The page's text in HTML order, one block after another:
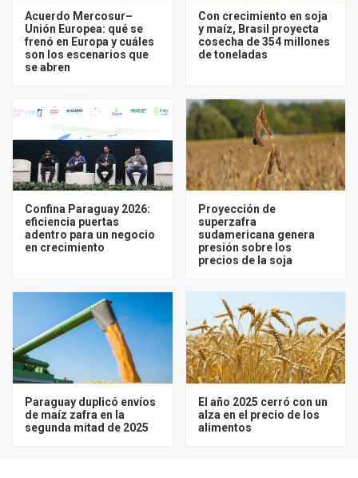
Acuerdo Mercosur–
Unión Europea: qué se
frenó en Europa y cuáles
son los escenarios que
se abren
Con crecimiento en soja
y maíz, Brasil proyecta
cosecha de 354 millones
de toneladas
Confina Paraguay 2026:
eficiencia puertas
adentro para un negocio
en crecimiento
Proyección de
superzafra
sudamericana genera
presión sobre los
precios de la soja
Paraguay duplicó envíos
de maíz zafra en la
segunda mitad de 2025
El año 2025 cerró con un
alza en el precio de los
alimentos